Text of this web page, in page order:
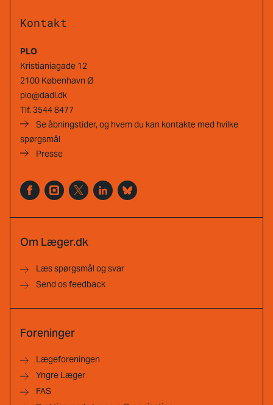
Kontakt
PLO
Kristianiagade 12
2100 København Ø
plo@dadl.dk
Tlf.3544 8477
Se åbningstider, og hvem du kan kontakte med hvilke
spørgsmål
Presse
Om Læger.dk
Læs spørgsmål og svar
Send os feedback
Foreninger
Lægeforeningen
Yngre Læger
FAS